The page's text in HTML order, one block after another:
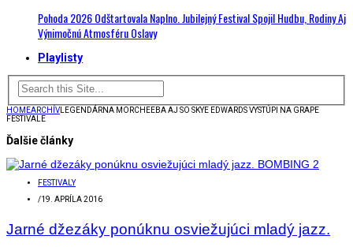
Pohoda 2026 Odštartovala Naplno. Jubilejný Festival Spojil Hudbu, Rodiny Aj
Výnimočnú Atmosféru Oslavy
Playlisty
HOMEARCHÍV LEGENDÁRNA MORCHEEBA AJ SO SKYE EDWARDS VYSTÚPI NA GRAPE
FESTIVALE
Ďalšie články
FESTIVALY
/19. APRÍLA 2016
Jarné džezáky ponúknu osviežujúci mladý jazz.